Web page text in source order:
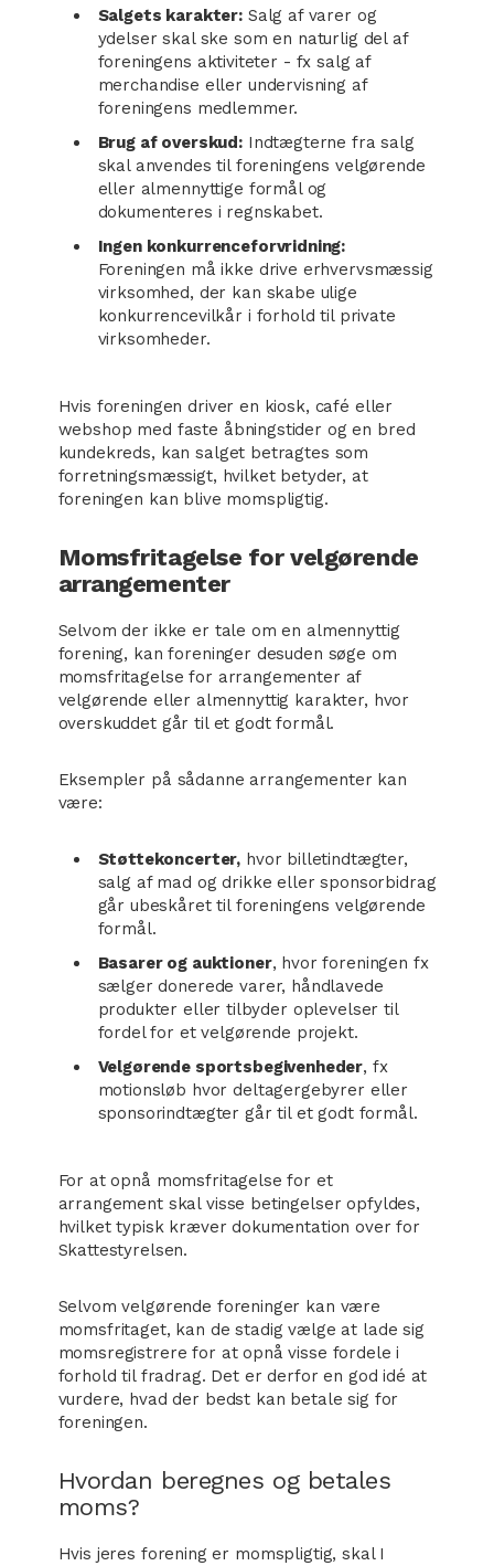
Salgets karakter:Salg af varer og
ydelser skal ske som en naturlig del af
foreningens aktiviteter - fx salg af
merchandise eller undervisning af
foreningens medlemmer.
Brug af overskud:Indtægterne fra salg
skal anvendes til foreningens velgørende
eller almennyttige formål og
dokumenteres i regnskabet.
Ingen konkurrenceforvridning:
Foreningen må ikke drive erhvervsmæssig
virksomhed, der kan skabe ulige
konkurrencevilkår i forhold til private
virksomheder.
Hvis foreningen driver en kiosk, café eller
webshop med faste åbningstider og en bred
kundekreds, kan salget betragtes som
forretningsmæssigt, hvilket betyder, at
foreningen kan blive momspligtig.
Momsfritagelse for velgørende
arrangementer
Selvom der ikke er tale om en almennyttig
forening, kan foreninger desuden søge om
momsfritagelse for arrangementer af
velgørende eller almennyttig karakter, hvor
overskuddet går til et godt formål.
Eksempler på sådanne arrangementer kan
være:
Støttekoncerter, hvor billetindtægter,
salg af mad og drikke eller sponsorbidrag
går ubeskåret til foreningens velgørende
formål.
Basarer og auktioner, hvor foreningen fx
sælger donerede varer, håndlavede
produkter eller tilbyder oplevelser til
fordel for et velgørende projekt.
Velgørende sportsbegivenheder, fx
motionsløb hvor deltagergebyrer eller
sponsorindtægter går til et godt formål.
For at opnå momsfritagelse for et
arrangement skal visse betingelser opfyldes,
hvilket typisk kræver dokumentation over for
Skattestyrelsen.
Selvom velgørende foreninger kan være
momsfritaget, kan de stadig vælge at lade sig
momsregistrere for at opnå visse fordele i
forhold til fradrag. Det er derfor en god idé at
vurdere, hvad der bedst kan betale sig for
foreningen.
Hvordan beregnes og betales
moms?
Hvis jeres forening er momspligtig, skal I